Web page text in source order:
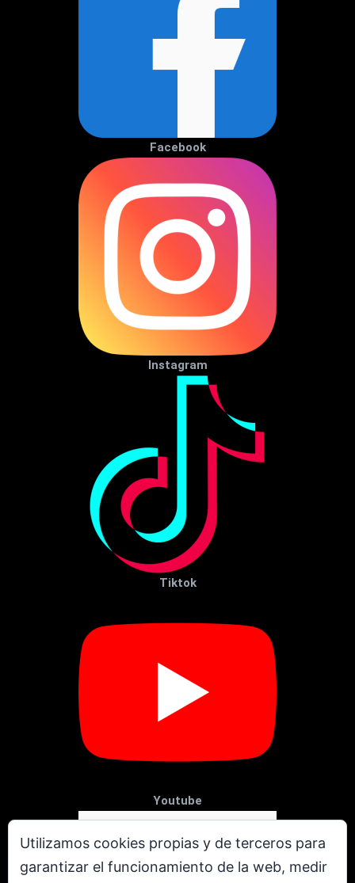
Utilizamos cookies propias y de terceros para
garantizar el funcionamiento de la web, medir
Facebook
Instagram
Tiktok
Youtube